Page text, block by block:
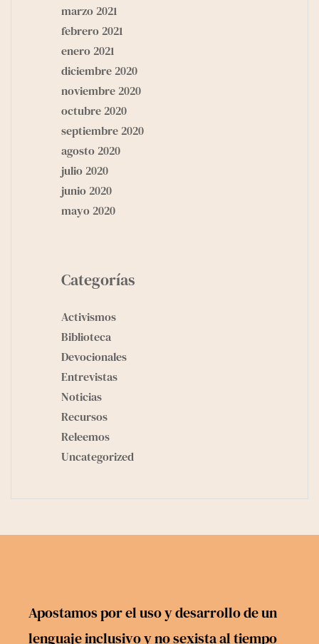
marzo 2021
febrero 2021
enero 2021
diciembre 2020
noviembre 2020
octubre 2020
septiembre 2020
agosto 2020
julio 2020
junio 2020
mayo 2020
Categorías
Activismos
Biblioteca
Devocionales
Entrevistas
Noticias
Recursos
Releemos
Uncategorized
Apostamos por el uso y desarrollo de un
lenguaje inclusivo y no sexista al tiempo